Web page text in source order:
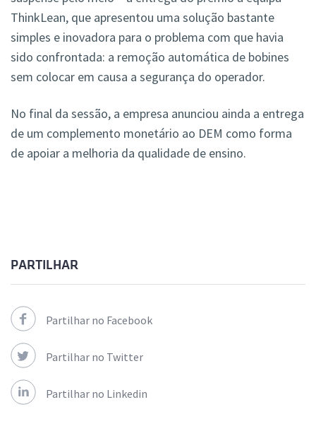
ThinkLean, que apresentou uma solução bastante
simples e inovadora para o problema com que havia
sido confrontada: a remoção automática de bobines
sem colocar em causa a segurança do operador.
No final da sessão, a empresa anunciou ainda a entrega
de um complemento monetário ao DEM como forma
de apoiar a melhoria da qualidade de ensino.
PARTILHAR
Partilhar no Facebook
Partilhar no Twitter
Partilhar no Linkedin